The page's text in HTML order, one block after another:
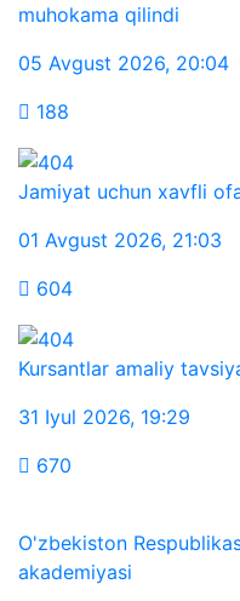
muhokama qilindi
05 Avgust 2026, 20:04
188
Jamiyat uchun xavfli
01 Avgust 2026, 21:03
604
Kursantlar amaliy
31 Iyul 2026, 19:29
670
O'zbekiston
akademiyasi